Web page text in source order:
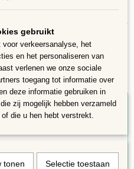
gebruikt
voor verkeersanalyse, het
en het personaliseren van
verlenen we onze sociale
toegang tot informatie over
deze informatie gebruiken in
zij mogelijk hebben verzameld
die u hen hebt verstrekt.
tonen Selectie toestaan